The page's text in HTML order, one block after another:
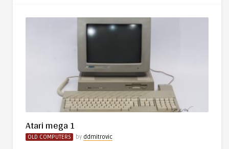
Atari mega 1
OLD COMPUTERS by ddmitrovic